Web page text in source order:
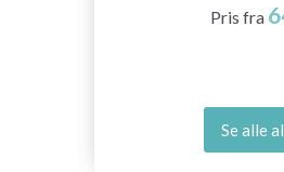
Pris fra
Se alle